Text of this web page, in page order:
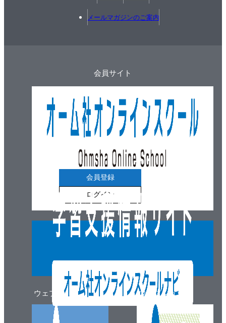
メールマガジンのご案内
ウェブマガジン
会員サイト
会員登録
ログイン
ウェブショップ